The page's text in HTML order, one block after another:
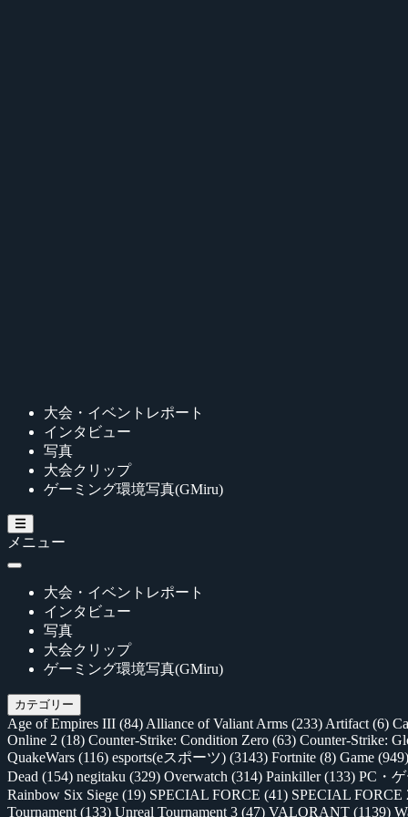
大会・イベントレポート
インタビュー
写真
大会クリップ
ゲーミング環境写真(GMiru)
メニュー
大会・イベントレポート
インタビュー
写真
大会クリップ
ゲーミング環境写真(GMiru)
カテゴリー
Age of Empires III (84) Alliance of Valiant Arms (233) Artifact (6)
Online 2 (18) Counter-Strike: Condition Zero (63) Counter-Strike:
QuakeWars (116) esports(eスポーツ) (3143) Fortnite (8) Game (949)
Dead (154) negitaku (329) Overwatch (314) Painkiller(133) PC・
Rainbow Six Siege (19) SPECIAL FORCE (41) SPECIAL FORCE
Tournament (133) Unreal Tournament 3 (47) VALORANT (1139)